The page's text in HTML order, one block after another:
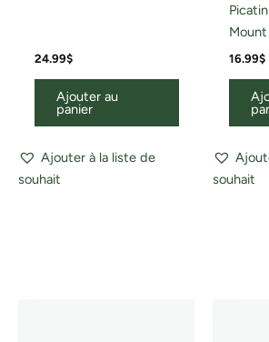
24.99$
Ajouter au
panier
Ajouter à la liste de
souhait
Mount
16.99$
souhait